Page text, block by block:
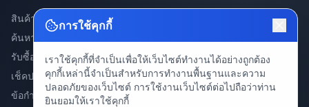
สินค้าทั้งหมด
ค้นหา
รับซื้อสินค้า
เช็คประกันสินค้า
ข้อกำหนดการใช้งาน
การใช้คุกกี้
เราใช้คุกกี้ที่จำเป็นเพื่อให้เว็บไซต์ทำงานได้อย่างถูกต้อง
คุกกี้เหล่านี้จำเป็นสำหรับการทำงานพื้นฐานและความ
ปลอดภัยของเว็บไซต์ การใช้งานเว็บไซต์ต่อไปถือว่าท่าน
ยินยอมให้เราใช้คุกกี้